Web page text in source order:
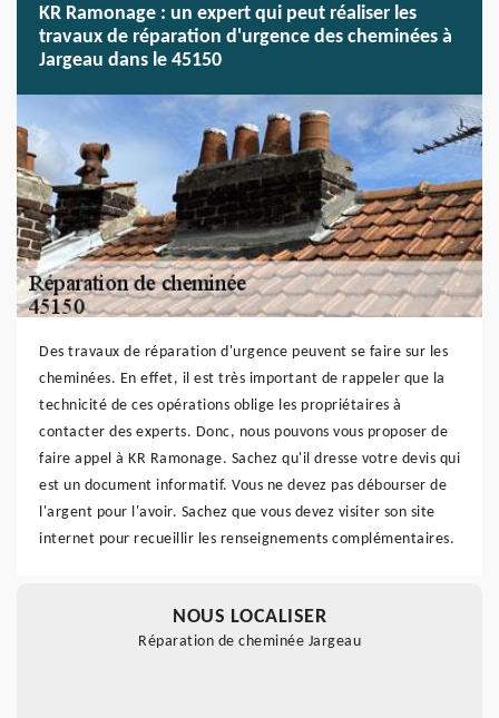
KR Ramonage : un expert qui peut réaliser les
travaux de réparation d'urgence des cheminées à
Jargeau dans le 45150
Des travaux de réparation d'urgence peuvent se faire sur les
cheminées. En effet, il est très important de rappeler que la
technicité de ces opérations oblige les propriétaires à
contacter des experts. Donc, nous pouvons vous proposer de
faire appel à KR Ramonage. Sachez qu'il dresse votre devis qui
est un document informatif. Vous ne devez pas débourser de
l'argent pour l'avoir. Sachez que vous devez visiter son site
internet pour recueillir les renseignements complémentaires.
NOUS LOCALISER
Réparation de cheminée Jargeau